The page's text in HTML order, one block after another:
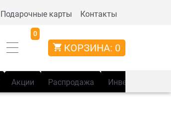
Подарочные карты Контакты
0
КОРЗИНА: 0
Акции Распродажа Инвентарь